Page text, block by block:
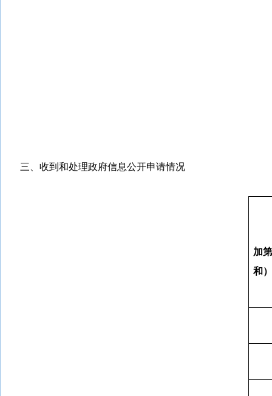
三、收到和处理政府信息公开申请情况
加
和）